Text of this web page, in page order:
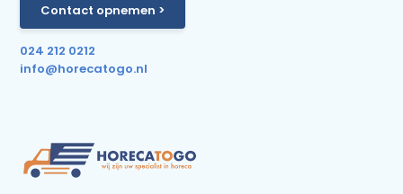
Contact opnemen >
024 212 0212
info@horecatogo.nl